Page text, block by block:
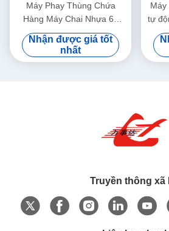
Máy Phay Thùng Chứa
Hàng Máy Chai Nhựa 63
Tôn, Chai Nhựa Nhựa Y82-
63
Nhận được giá tốt
nhất
Máy
tự
Có
Truyền thông xã